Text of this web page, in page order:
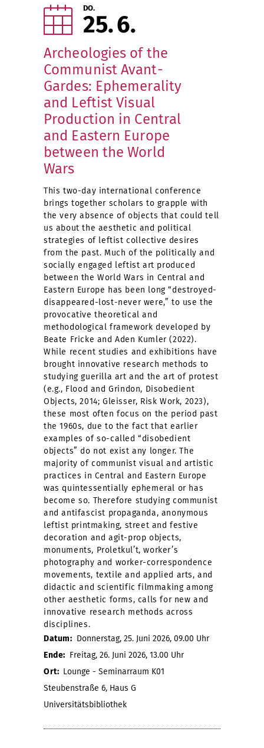
DO.
25 6
Archeologies of the
Communist Avant-
Gardes: Ephemerality
and Leftist Visual
Production in Central
and Eastern Europe
between the World
Wars
This two-day international conference
brings together scholars to grapple with
the very absence of objects that could tell
us about the aesthetic and political
strategies of leftist collective desires
from the past. Much of the politically and
socially engaged leftist art produced
between the World Wars in Central and
Eastern Europe has been long “destroyed-
disappeared-lost-never were,” to use the
provocative theoretical and
methodological framework developed by
Beate Fricke and Aden Kumler (2022).
While recent studies and exhibitions have
brought innovative research methods to
studying guerilla art and the art of protest
(e.g., Flood and Grindon, Disobedient
Objects, 2014; Gleisser, Risk Work, 2023),
these most often focus on the period past
the 1960s, due to the fact that earlier
examples of so-called “disobedient
objects” do not exist any longer. The
majority of communist visual and artistic
practices in Central and Eastern Europe
was quintessentially ephemeral or has
become so. Therefore studying communist
and antifascist propaganda, anonymous
leftist printmaking, street and festive
decoration and agit-prop objects,
monuments, Proletkul’t, worker’s
photography and worker-correspondence
movements, textile and applied arts, and
didactic and scientific filmmaking among
other aesthetic forms, calls for new and
innovative research methods across
disciplines.
Datum: Donnerstag, 25. Juni 2026, 09.00 Uhr
Ende: Freitag, 26. Juni 2026, 13.00 Uhr
Ort: Lounge - Seminarraum K01
Steubenstraße 6, Haus G
Universitätsbibliothek